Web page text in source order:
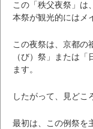
この「秩父夜祭」は
本祭が観光的にはメ
この夜祭は、京都の
（び）祭」または
ます。
したがって、見どこ
最初は、この例祭を